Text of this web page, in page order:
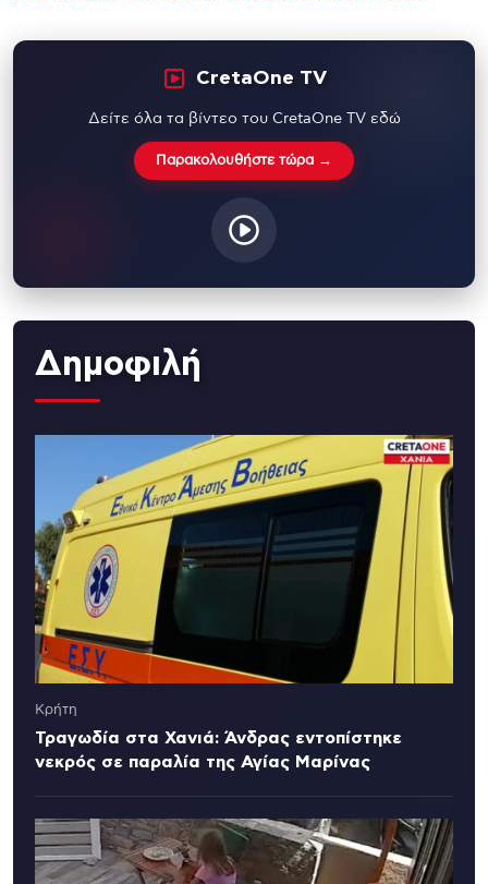
CretaOne TV
Δείτε όλα τα βίντεο του CretaOne TV εδώ
Παρακολουθήστε τώρα →
Δημοφιλή
Κρήτη
Τραγωδία στα Χανιά: Άνδρας εντοπίστηκε
νεκρός σε παραλία της Αγίας Μαρίνας